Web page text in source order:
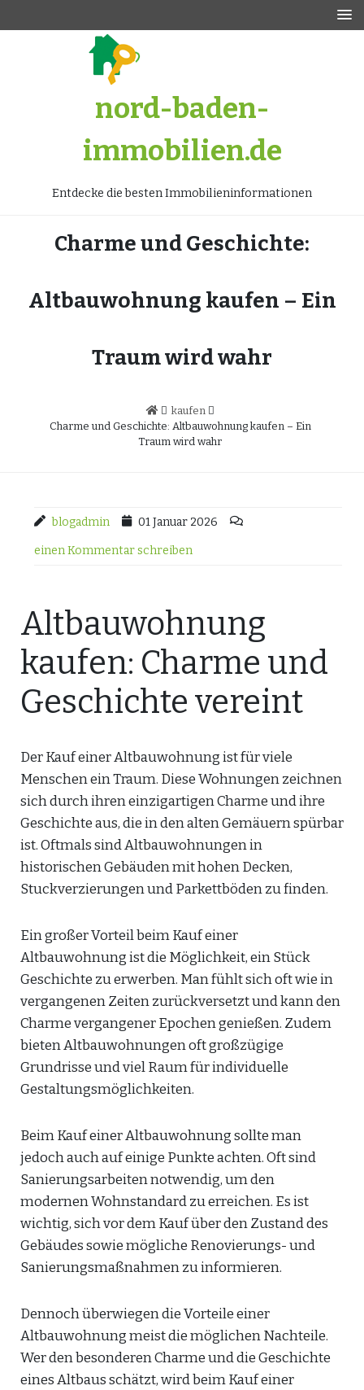
nord-baden-
immobilien.de
Entdecke die besten Immobilieninformationen
Charme und Geschichte:
Altbauwohnung kaufen – Ein
Traum wird wahr
kaufen
Charme und Geschichte: Altbauwohnung kaufen – Ein
Traum wird wahr
blogadmin 01 Januar 2026
einen Kommentar schreiben
Altbauwohnung
kaufen: Charme und
Geschichte vereint
Der Kauf einer Altbauwohnung ist für viele
Menschen ein Traum. Diese Wohnungen zeichnen
sich durch ihren einzigartigen Charme und ihre
Geschichte aus, die in den alten Gemäuern spürbar
ist. Oftmals sind Altbauwohnungen in
historischen Gebäuden mit hohen Decken,
Stuckverzierungen und Parkettböden zu finden.
Ein großer Vorteil beim Kauf einer
Altbauwohnung ist die Möglichkeit, ein Stück
Geschichte zu erwerben. Man fühlt sich oft wie in
vergangenen Zeiten zurückversetzt und kann den
Charme vergangener Epochen genießen. Zudem
bieten Altbauwohnungen oft großzügige
Grundrisse und viel Raum für individuelle
Gestaltungsmöglichkeiten.
Beim Kauf einer Altbauwohnung sollte man
jedoch auch auf einige Punkte achten. Oft sind
Sanierungsarbeiten notwendig, um den
modernen Wohnstandard zu erreichen. Es ist
wichtig, sich vor dem Kauf über den Zustand des
Gebäudes sowie mögliche Renovierungs- und
Sanierungsmaßnahmen zu informieren.
Dennoch überwiegen die Vorteile einer
Altbauwohnung meist die möglichen Nachteile.
Wer den besonderen Charme und die Geschichte
eines Altbaus schätzt, wird beim Kauf einer